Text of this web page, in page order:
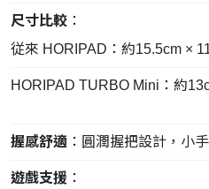
尺寸比較 ：
従來 HORIPAD：約15.5cm ×
HORIPAD TURBO Mini：約
握感舒適 ：圓潤握把設計，小
遊戲支援 ：